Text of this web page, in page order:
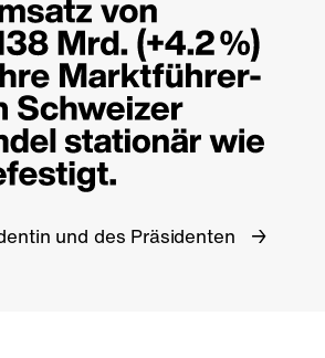
und des Präsidenten